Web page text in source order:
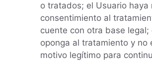
o tratados; el Usuario haya
consentimiento al
cuente con otra base legal;
oponga al tratamiento y no
motivo legítimo para